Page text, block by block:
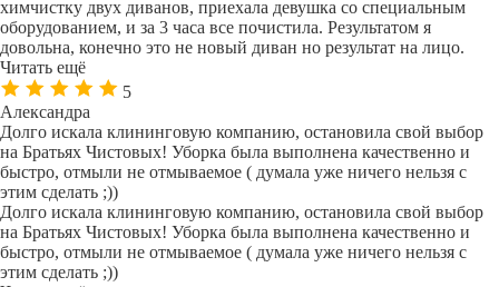
химчистку двух диванов, приехала девушка со специальным
оборудованием, и за 3 часа все почистила. Результатом я
довольна, конечно это не новый диван но результат на лицо.
Читать ещё
5
Александра
Долго искала клининговую компанию, остановила свой выбор
на Братьях Чистовых! Уборка была выполнена качественно и
быстро, отмыли не отмываемое ( думала уже ничего нельзя с
этим сделать ;))
Долго искала клининговую компанию, остановила свой выбор
на Братьях Чистовых! Уборка была выполнена качественно и
быстро, отмыли не отмываемое ( думала уже ничего нельзя с
этим сделать ;))